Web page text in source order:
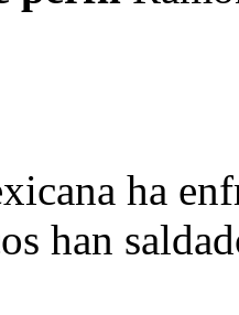
ha
han